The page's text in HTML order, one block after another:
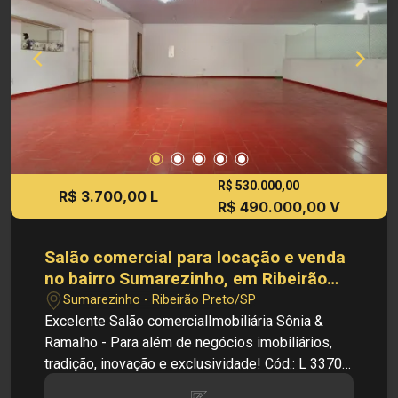
R$ 3.700,00 L
R$ 530.000,00
R$ 490.000,00 V
Salão comercial para locação e venda
no bairro Sumarezinho, em Ribeirão
Preto
Sumarezinho - Ribeirão Preto/SP
Excelente Salão comercialImobiliária Sônia &
Ramalho - Para além de negócios imobiliários,
tradição, inovação e exclusividade! Cód.: L 33703